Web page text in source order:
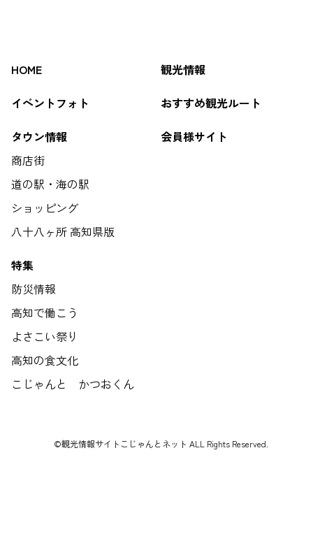
HOME
観光情報
イベントフォト
おすすめ観光ルート
タウン情報
商店街
道の駅・海の駅
ショッピング
八十八ヶ所 高知県版
会員様サイト
特集
防災情報
高知で働こう
よさこい祭り
高知の食文化
こじゃんと かつおくん
©観光情報サイトこじゃんとネット ALL Rights Reserved.